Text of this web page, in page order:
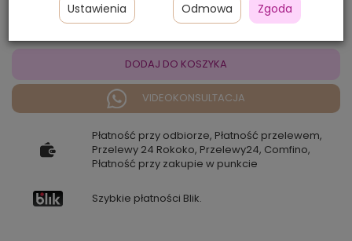
Cena katalogowa:600,00 zł
DODAJ DO KOSZYKA
VIDEOKONSULTACJA
Płatność przy odbiorze, Płatność przelewem,
Przelewy 24 Rokoko, Przelewy24, Comfino,
Płatność przy zakupie w punkcie
Szybkie płatności Blik.
Ustawienia Odmowa Zgoda